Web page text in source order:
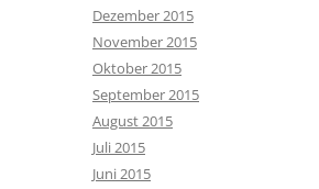
Dezember 2015
November 2015
Oktober 2015
September 2015
August 2015
Juli 2015
Juni 2015